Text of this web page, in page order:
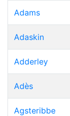
Adams
Adaskin
Adderley
Adès
Agsteribbe